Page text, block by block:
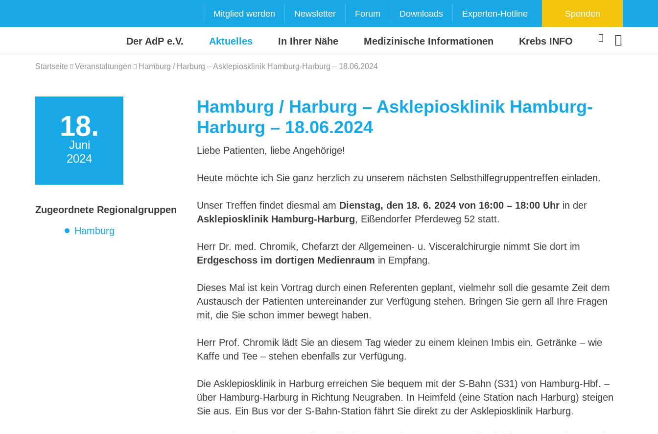
Mitglied werden Newsletter Forum Downloads Experten-Hotline Spenden
Der AdP e.V. Aktuelles In Ihrer Nähe Medizinische Informationen Krebs INFO
Startseite Veranstaltungen Hamburg / Harburg – Asklepiosklinik Hamburg-Harburg – 18.06.2024
18.
Juni
2024
Zugeordnete Regionalgruppen
Hamburg
Hamburg / Harburg – Asklepiosklinik Hamburg-
Harburg – 18.06.2024
Liebe Patienten, liebe Angehörige!
Heute möchte ich Sie ganz herzlich zu unserem nächsten Selbsthilfegruppentreffen einladen.
Unser Treffen findet diesmal am Dienstag, den 18. 6. 2024 von 16:00 – 18:00 Uhr in der
Asklepiosklinik Hamburg-Harburg, Eißendorfer Pferdeweg 52 statt.
Herr Dr. med. Chromik, Chefarzt der Allgemeinen- u. Visceralchirurgie nimmt Sie dort im
Erdgeschoss im dortigen Medienraum in Empfang.
Dieses Mal ist kein Vortrag durch einen Referenten geplant, vielmehr soll die gesamte Zeit dem
Austausch der Patienten untereinander zur Verfügung stehen. Bringen Sie gern all Ihre Fragen
mit, die Sie schon immer bewegt haben.
Herr Prof. Chromik lädt Sie an diesem Tag wieder zu einem kleinen Imbis ein. Getränke – wie
Kaffe und Tee – stehen ebenfalls zur Verfügung.
Die Asklepiosklinik in Harburg erreichen Sie bequem mit der S-Bahn (S31) von Hamburg-Hbf. –
über Hamburg-Harburg in Richtung Neugraben. In Heimfeld (eine Station nach Harburg) steigen
Sie aus. Ein Bus vor der S-Bahn-Station fährt Sie direkt zu der Asklepiosklinik Harburg.